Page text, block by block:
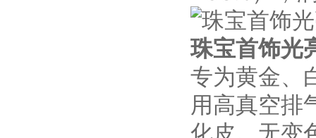
珠宝首饰光
专为黄金、
用高真空排